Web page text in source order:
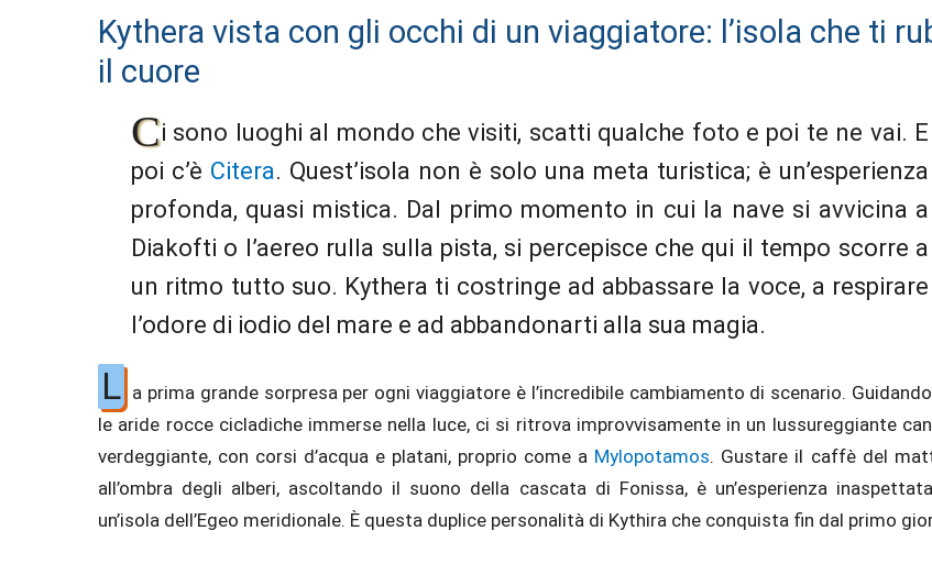
Kythera vista con gli occhi di un viaggiatore: l’isola che ti
il cuore
Ci sono luoghi al mondo che visiti, scatti qualche foto e poi te ne vai. E
poi c’è Citera. Quest’isola non è solo una meta turistica; è un’esperienza
profonda, quasi mistica. Dal primo momento in cui la nave si avvicina a
Diakofti o l’aereo rulla sulla pista, si percepisce che qui il tempo scorre a
un ritmo tutto suo. Kythera ti costringe ad abbassare la voce, a respirare
l’odore di iodio del mare e ad abbandonarti alla sua magia.
L a prima grande sorpresa per ogni viaggiatore è l’incredibile cambiamento di scenario.
le aride rocce cicladiche immerse nella luce, ci si ritrova improvvisamente in un lussureggiante
verdeggiante, con corsi d’acqua e platani, proprio come a Mylopotamos. Gustare il caffè del
all’ombra degli alberi, ascoltando il suono della cascata di Fonissa, è un’esperienza
un’isola dell’Egeo meridionale. È questa duplice personalità di Kythira che conquista fin dal primo